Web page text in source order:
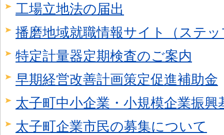
工場立地法の届出
播磨地域就職情報サイト（ステ
特定計量器定期検査のご案内
早期経営改善計画策定促進補助金
太子町中小企業・小規模企業振興
太子町企業市民の募集について